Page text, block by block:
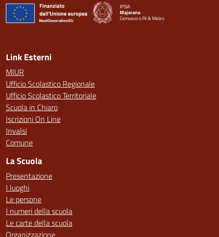
IPSIA
Majorana
Cernusco s/N & Melzo
Link Esterni
MIUR
Ufficio Scolastico Regionale
Ufficio Scolastico Territoriale
Scuola in Chiaro
Iscrizioni On Line
Invalsi
Comune
La Scuola
Presentazione
I luoghi
Le persone
I numeri della scuola
Le carte della scuola
Organizzazione